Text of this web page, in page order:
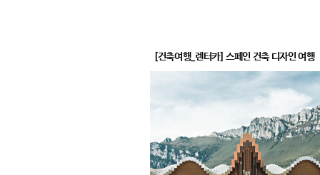
[건축여행_렌터카] 스페인 건축 디자인 여행